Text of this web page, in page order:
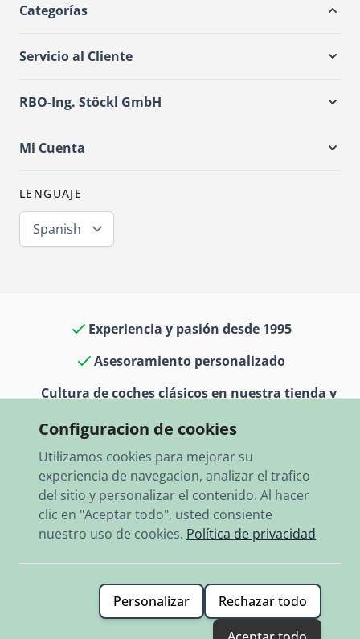
Categorías
Servicio al Cliente
RBO-Ing. Stöckl GmbH
Mi Cuenta
LENGUAJE
Spanish
Experiencia y pasión desde 1995
Asesoramiento personalizado
Cultura de coches clásicos en nuestra tienda y
Envío rápido a todo el mundo
© 2026 RBO-Ing. Stöckl GmbH.
Configuracion de cookies
Utilizamos cookies para mejorar su
experiencia de navegacion, analizar el trafico
del sitio y personalizar el contenido. Al hacer
clic en "Aceptar todo", usted consiente
nuestro uso de cookies. Política de privacidad
Personalizar
Rechazar todo